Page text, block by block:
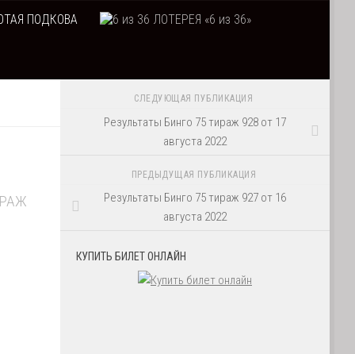
ПОДКОВА ЛОТЕРЕЯ «6 из 36»
СЛЕДУЮЩАЯ ПУБЛИКАЦИЯ
Результаты Бинго 75 тираж 928 от 17
августа 2022
ПРЕДЫДУЩАЯ ПУБЛИКАЦИЯ
Результаты Бинго 75 тираж 927 от 16
августа 2022
КУПИТЬ БИЛЕТ ОНЛАЙН